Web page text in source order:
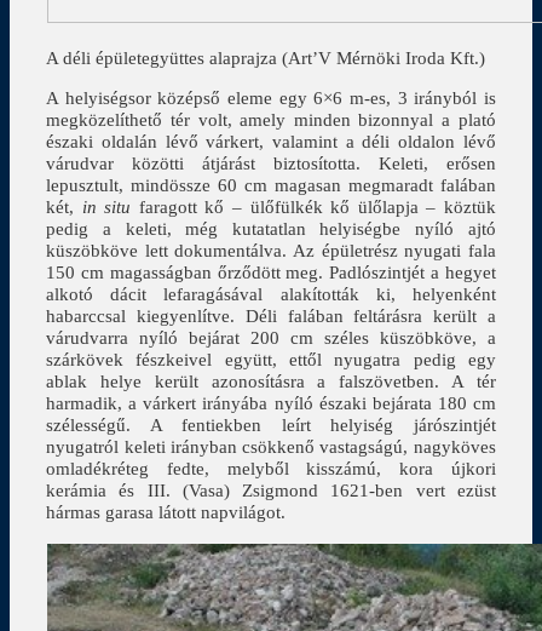
A déli épületegyüttes alaprajza (Art’V Mérnöki Iroda Kft.)
A helyiségsor középső eleme egy 6×6 m-es, 3 irányból is
megközelíthető tér volt, amely minden bizonnyal a plató
északi oldalán lévő várkert, valamint a déli oldalon lévő
várudvar közötti átjárást biztosította. Keleti, erősen
lepusztult, mindössze 60 cm magasan megmaradt falában
két, in situ faragott kő – ülőfülkék kő ülőlapja – köztük
pedig a keleti, még kutatatlan helyiségbe nyíló ajtó
küszöbköve lett dokumentálva. Az épületrész nyugati fala
150 cm magasságban őrződött meg. Padlószintjét a hegyet
alkotó dácit lefaragásával alakították ki, helyenként
habarccsal kiegyenlítve. Déli falában feltárásra került a
várudvarra nyíló bejárat 200 cm széles küszöbköve, a
szárkövek fészkeivel együtt, ettől nyugatra pedig egy
ablak helye került azonosításra a falszövetben. A tér
harmadik, a várkert irányába nyíló északi bejárata 180 cm
szélességű. A fentiekben leírt helyiség járószintjét
nyugatról keleti irányban csökkenő vastagságú, nagyköves
omladékréteg fedte, melyből kisszámú, kora újkori
kerámia és III. (Vasa) Zsigmond 1621-ben vert ezüst
hármas garasa látott napvilágot.